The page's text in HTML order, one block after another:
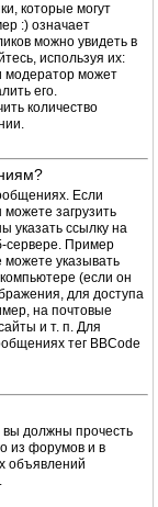
которые могут
:) означает
можно увидеть в
используя их:
модератор может
его.
количество
Если
загрузить
указать ссылку на
сервере. Пример
можете указывать
(если он
для доступа
на почтовые
и т. п. Для
тег BBCode
должны прочесть
из форумов и в
объявлений